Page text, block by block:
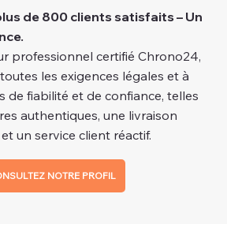
de 800 clients satisfaits – Un
professionnel certifié Chrono24,
les exigences légales et à
de fiabilité et de confiance, telles
authentiques, une livraison
un service client réactif.
NOTRE PROFIL